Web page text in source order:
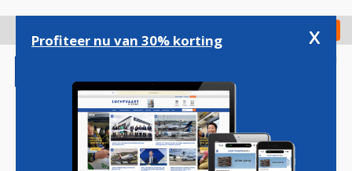
gaan
Check in
Profiteer nu van 30% korting x